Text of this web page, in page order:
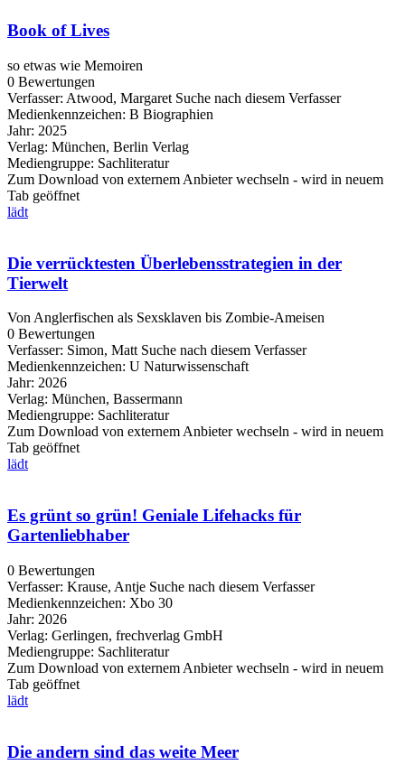
Book of Lives
so etwas wie Memoiren
0 Bewertungen
Verfasser: Atwood, Margaret Suche nach diesem Verfasser
Medienkennzeichen: B Biographien
Jahr: 2025
Verlag: München, Berlin Verlag
Mediengruppe: Sachliteratur
Zum Download von externem Anbieter wechseln - wird in neuem
Tab geöffnet
lädt
Die verrücktesten Überlebensstrategien in der
Tierwelt
Von Anglerfischen als Sexsklaven bis Zombie-Ameisen
0 Bewertungen
Verfasser: Simon, Matt Suche nach diesem Verfasser
Medienkennzeichen: U Naturwissenschaft
Jahr: 2026
Verlag: München, Bassermann
Mediengruppe: Sachliteratur
Zum Download von externem Anbieter wechseln - wird in neuem
Tab geöffnet
lädt
Es grünt so grün! Geniale Lifehacks für
Gartenliebhaber
0 Bewertungen
Verfasser: Krause, Antje Suche nach diesem Verfasser
Medienkennzeichen: Xbo 30
Jahr: 2026
Verlag: Gerlingen, frechverlag GmbH
Mediengruppe: Sachliteratur
Zum Download von externem Anbieter wechseln - wird in neuem
Tab geöffnet
lädt
Die andern sind das weite Meer